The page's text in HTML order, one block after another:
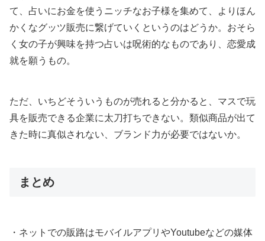
て、占いにお金を使うニッチなお子様を集めて、よりほん
かくなグッツ販売に繋げていくというのはどうか。おそら
く女の子が興味を持つ占いは呪術的なものであり、恋愛成
就を願うもの。
ただ、いちどそういうものが売れると分かると、マスで玩
具を販売できる企業に太刀打ちできない。類似商品が出て
きた時に真似されない、ブランド力が必要ではないか。
まとめ
・ネットでの販路はモバイルアプリやYoutubeなどの媒体